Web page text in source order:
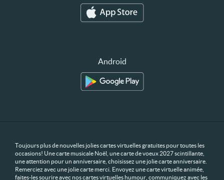
Android
Toujours plus de nouvelles jolies cartes virtuelles gratuites pour toutes les
occasions! Une carte musicale Noël, une carte de voeux 2027 scintillante,
une attention pour un anniversaire, choisissez une jolie carte anniversaire.
Remerciez avec une jolie carte merci. Envoyez une carte virtuelle animée,
faites-les sourire avec nos cartes virtuelles humour, communiquez avec les